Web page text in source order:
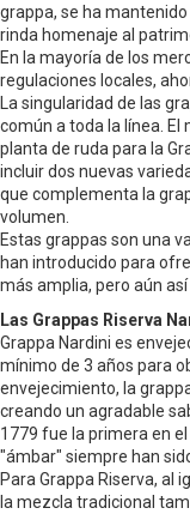
grappa, se ha
rinda homenaje al
En la mayoría de los
regulaciones locales,
La singularidad de las
común a toda la línea.
planta de ruda para la
incluir dos nuevas
que complementa la
volumen.
Estas grappas son una
han introducido para
más amplia, pero aún
Las Grappas Riserva
Grappa Nardini es
mínimo de 3 años para
envejecimiento, la
creando un agradable
1779 fue la primera en
"ámbar" siempre han
Para Grappa Riserva, al
la mezcla tradicional